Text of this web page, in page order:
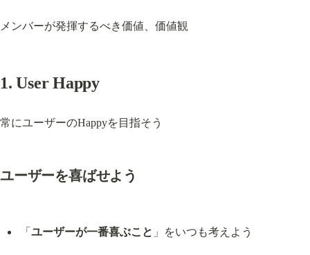
メンバーが発揮するべき価値、価値観
1. User Happy
常にユーザーのHappyを目指そう
ユーザーを喜ばせよう
「 ユーザーが一番喜ぶこと 」をいつも考えよう